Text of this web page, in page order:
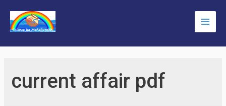
content
Main
current affair pdf